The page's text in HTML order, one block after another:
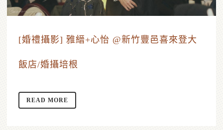
[婚禮攝影] 雅縉+心怡 @新竹豐邑喜來登大
飯店/婚攝培根
READ MORE